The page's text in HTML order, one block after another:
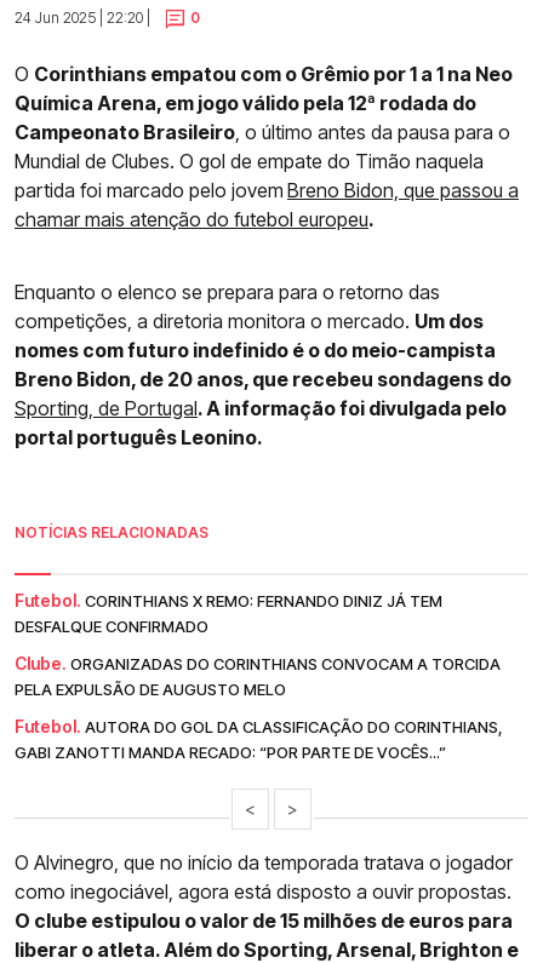
24 Jun 2025 | 22:20 |
0
O Corinthians empatou com o Grêmio por 1 a 1 na Neo
Química Arena, em jogo válido pela 12ª rodada do
Campeonato Brasileiro , o último antes da pausa para o
Mundial de Clubes. O gol de empate do Timão naquela
partida foi marcado pelo jovem Breno Bidon, que passou a
chamar mais atenção do futebol europeu.
Enquanto o elenco se prepara para o retorno das
competições , a diretoria monitora o mercado. Um dos
nomes com futuro indefinido é o do meio-campista
Breno Bidon, de 20 anos, que recebeu sondagens do
Sporting, de Portugal. A informação foi divulgada pelo
portal português Leonino.
NOTÍCIAS RELACIONADAS
Futebol. CORINTHIANS X REMO: FERNANDO DINIZ JÁ TEM
DESFALQUE CONFIRMADO
Clube. ORGANIZADAS DO CORINTHIANS CONVOCAM A TORCIDA
PELA EXPULSÃO DE AUGUSTO MELO
Futebol. AUTORA DO GOL DA CLASSIFICAÇÃO DO CORINTHIANS,
GABI ZANOTTI MANDA RECADO: “POR PARTE DE VOCÊS...”
< >
O Alvinegro, que no início da temporada tratava o jogador
como inegociável, agora está disposto a ouvir propostas.
O clube estipulou o valor de 15 milhões de euros para
liberar o atleta. Além do Sporting, Arsenal, Brighton e